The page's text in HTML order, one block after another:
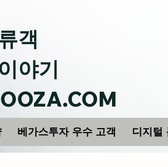
객
야기
베가스투자 우수 고객 디지털